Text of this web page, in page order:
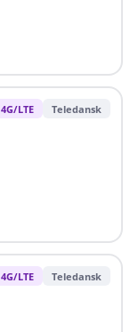
4G/LTE Teledansk
4G/LTE Teledansk